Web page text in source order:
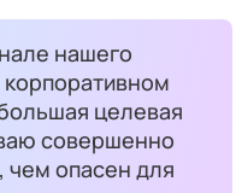
нашего
целевая
совершенно
опасен для